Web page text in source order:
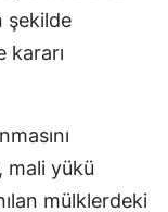
şekilde
kararı
mali yükü
mülklerdeki